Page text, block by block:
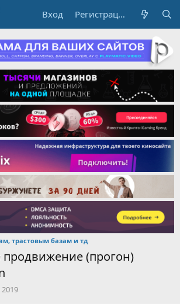
Вход Регистрация
трастовым базам и тд
продвижение (прогон)